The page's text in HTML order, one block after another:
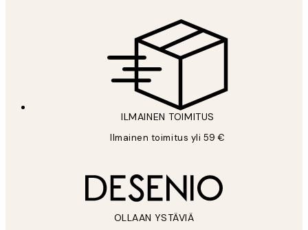
ILMAINEN TOIMITUS
Ilmainen toimitus yli 59 €
OLLAAN YSTÄVIÄ